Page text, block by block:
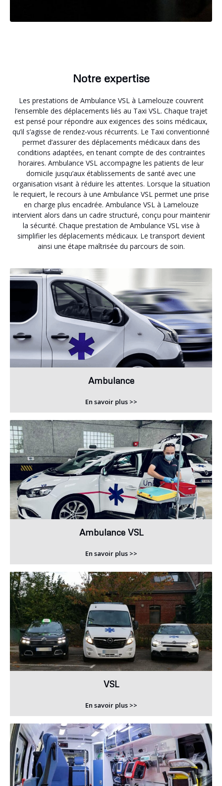
Notre expertise
Les prestations de Ambulance VSL à Lamelouze couvrent
l’ensemble des déplacements liés au Taxi VSL. Chaque trajet
est pensé pour répondre aux exigences des soins médicaux,
qu’il s’agisse de rendez-vous récurrents. Le Taxi conventionné
permet d’assurer des déplacements médicaux dans des
conditions adaptées, en tenant compte de des contraintes
horaires. Ambulance VSL accompagne les patients de leur
domicile jusqu’aux établissements de santé avec une
organisation visant à réduire les attentes. Lorsque la situation
le requiert, le recours à une Ambulance VSL permet une prise
en charge plus encadrée. Ambulance VSL à Lamelouze
intervient alors dans un cadre structuré, conçu pour maintenir
la sécurité. Chaque prestation de Ambulance VSL vise à
simplifier les déplacements médicaux. Le transport devient
ainsi une étape maîtrisée du parcours de soin.
Ambulance
En savoir plus >>
Ambulance VSL
En savoir plus >>
VSL
En savoir plus >>